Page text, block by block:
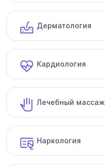
Дерматология
Кардиология
Лечебный массаж
Наркология